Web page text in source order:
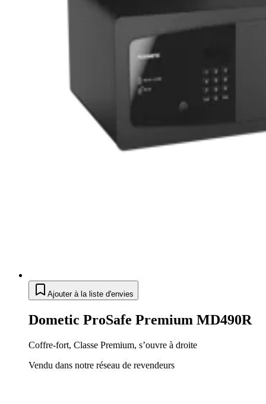
Ajouter à la liste d'envies
Dometic ProSafe Premium MD490R
Coffre-fort, Classe Premium, s’ouvre à droite
Vendu dans notre réseau de revendeurs